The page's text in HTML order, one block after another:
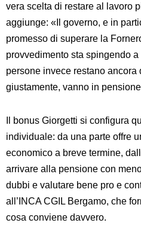
vera scelta di restare al lavoro
aggiunge: «Il governo, e in
promesso di superare la
provvedimento sta spingendo
persone invece restano ancora
giustamente, vanno in
Il bonus Giorgetti si configura
individuale: da una parte offre
economico a breve termine,
arrivare alla pensione con
dubbi e valutare bene pro e
all’INCA CGIL Bergamo, che
cosa conviene davvero.